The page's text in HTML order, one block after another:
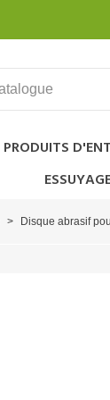
PRODUITS
> Disque abrasif